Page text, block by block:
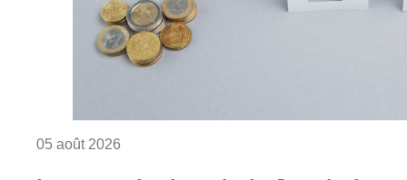
05 août 2026